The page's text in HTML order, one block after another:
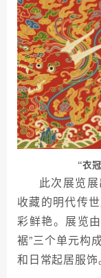
“衣
此次展览
收藏的明代传
彩鲜艳。展览
裾”三个单元构
和日常起居服饰